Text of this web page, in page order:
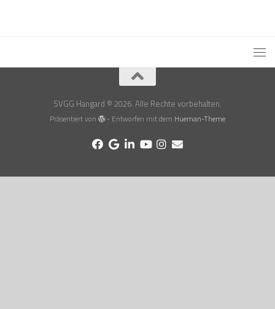
SVGG Hangard © 2026. Alle Rechte vorbehalten.
Präsentiert von - Entworfen mit dem Hueman-Theme